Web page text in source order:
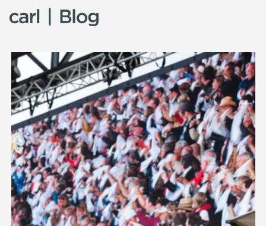
Skip to content